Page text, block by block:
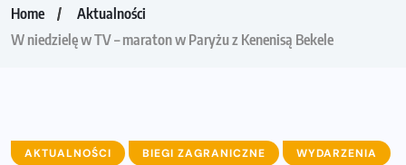
Home
Aktualności
W niedzielę w TV – maraton w Paryżu z Kenenisą Bekele
AKTUALNOŚCI BIEGI ZAGRANICZNE WYDARZENIA